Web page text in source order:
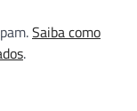
Saiba como
.